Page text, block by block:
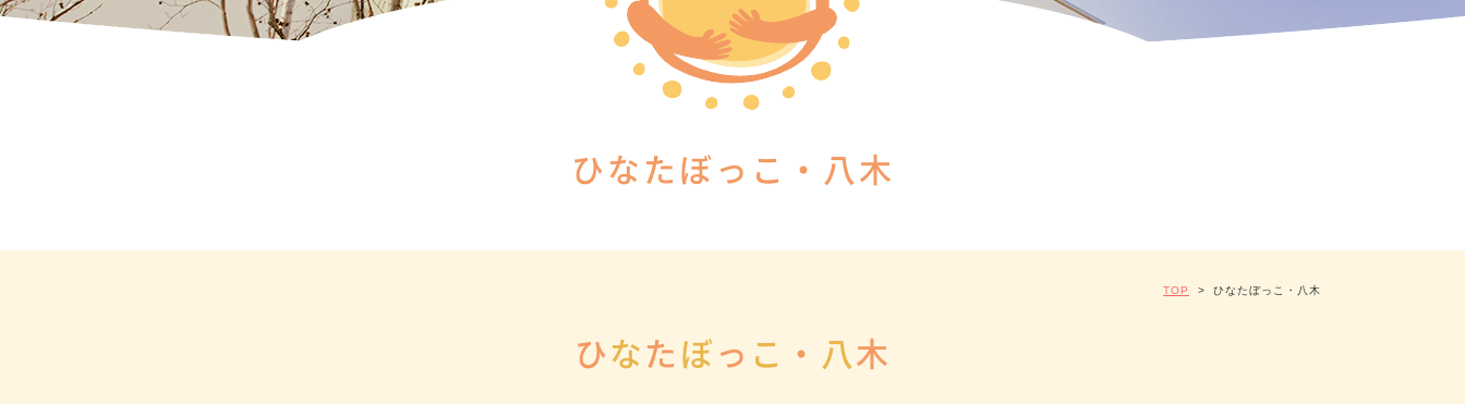
ひなたぼっこ・八木
TOP > ひなたぼっこ・八木
ひなたぼっ こ ・ 八木